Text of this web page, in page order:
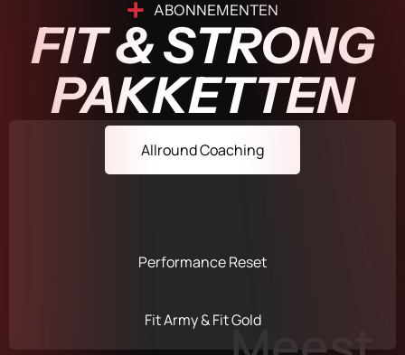
ABONNEMENTEN
FIT & STRONG
PAKKETTEN
Allround Coaching
Performance Reset
Fit Army & Fit Gold